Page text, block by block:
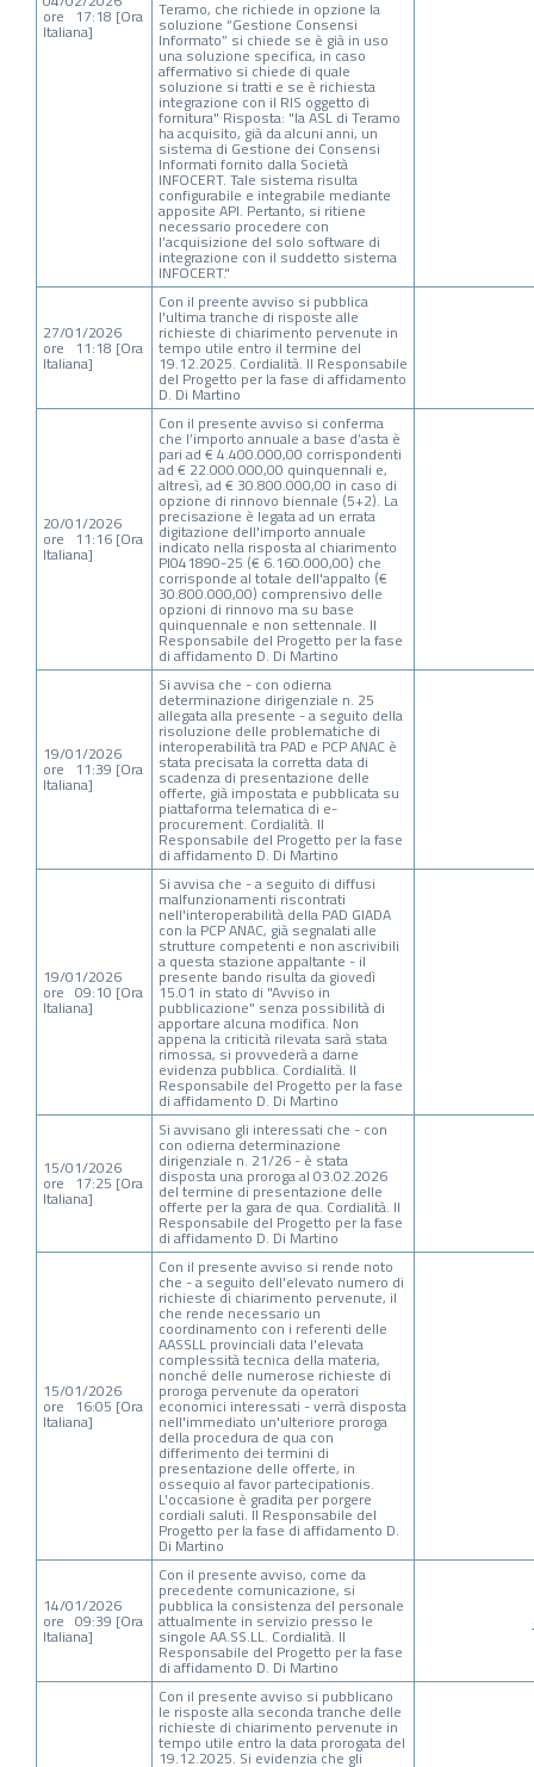
ore 17:18 [Ora
Italiana]
Teramo, che richiede in opzione la
soluzione “Gestione Consensi
Informato” si chiede se è già in uso
una soluzione specifica, in caso
affermativo si chiede di quale
soluzione si tratti e se è richiesta
integrazione con il RIS oggetto di
fornitura" Risposta: "la ASL di Teramo
ha acquisito, già da alcuni anni, un
sistema di Gestione dei Consensi
Informati fornito dalla Società
INFOCERT. Tale sistema risulta
configurabile e integrabile mediante
apposite API. Pertanto, si ritiene
necessario procedere con
l’acquisizione del solo software di
integrazione con il suddetto sistema
INFOCERT."
27/01/2026
ore 11:18 [Ora
Italiana]
Con il preente avviso si pubblica
l'ultima tranche di risposte alle
richieste di chiarimento pervenute in
tempo utile entro il termine del
19.12.2025. Cordialità. Il Responsabile
del Progetto per la fase di affidamento
D. Di Martino
20/01/2026
ore 11:16 [Ora
Italiana]
Con il presente avviso si conferma
che l’importo annuale a base d’asta è
pari ad € 4.400.000,00 corrispondenti
ad € 22.000.000,00 quinquennali e,
altresì, ad € 30.800.000,00 in caso di
opzione di rinnovo biennale (5+2). La
precisazione è legata ad un errata
digitazione dell'importo annuale
indicato nella risposta al chiarimento
PI041890-25 (€ 6.160.000,00) che
corrisponde al totale dell'appalto (€
30.800.000,00) comprensivo delle
opzioni di rinnovo ma su base
quinquennale e non settennale. Il
Responsabile del Progetto per la fase
di affidamento D. Di Martino
19/01/2026
ore 11:39 [Ora
Italiana]
Si avvisa che - con odierna
determinazione dirigenziale n. 25
allegata alla presente - a seguito della
risoluzione delle problematiche di
interoperabilità tra PAD e PCP ANAC è
stata precisata la corretta data di
scadenza di presentazione delle
offerte, già impostata e pubblicata su
piattaforma telematica di e-
procurement. Cordialità. Il
Responsabile del Progetto per la fase
di affidamento D. Di Martino
19/01/2026
ore 09:10 [Ora
Italiana]
Si avvisa che - a seguito di diffusi
malfunzionamenti riscontrati
nell'interoperabilità della PAD GIADA
con la PCP ANAC, già segnalati alle
strutture competenti e non ascrivibili
a questa stazione appaltante - il
presente bando risulta da giovedì
15.01 in stato di "Avviso in
pubblicazione" senza possibilità di
apportare alcuna modifica. Non
appena la criticità rilevata sarà stata
rimossa, si provvederà a darne
evidenza pubblica. Cordialità. Il
Responsabile del Progetto per la fase
di affidamento D. Di Martino
15/01/2026
ore 17:25 [Ora
Italiana]
Si avvisano gli interessati che - con
con odierna determinazione
dirigenziale n. 21/26 - è stata
disposta una proroga al 03.02.2026
del termine di presentazione delle
offerte per la gara de qua. Cordialità. Il
Responsabile del Progetto per la fase
di affidamento D. Di Martino
15/01/2026
ore 16:05 [Ora
Italiana]
Con il presente avviso si rende noto
che - a seguito dell'elevato numero di
richieste di chiarimento pervenute, il
che rende necessario un
coordinamento con i referenti delle
AASSLL provinciali data l'elevata
complessità tecnica della materia,
nonché delle numerose richieste di
proroga pervenute da operatori
economici interessati - verrà disposta
nell'immediato un'ulteriore proroga
della procedura de qua con
differimento dei termini di
presentazione delle offerte, in
ossequio al favor partecipationis.
L'occasione è gradita per porgere
cordiali saluti. Il Responsabile del
Progetto per la fase di affidamento D.
Di Martino
14/01/2026
ore 09:39 [Ora
Italiana]
Con il presente avviso, come da
precedente comunicazione, si
pubblica la consistenza del personale
attualmente in servizio presso le
singole AA.SS.LL. Cordialità. Il
Responsabile del Progetto per la fase
di affidamento D. Di Martino
Con il presente avviso si pubblicano
le risposte alla seconda tranche delle
richieste di chiarimento pervenute in
tempo utile entro la data prorogata del
19.12.2025. Si evidenzia che gli